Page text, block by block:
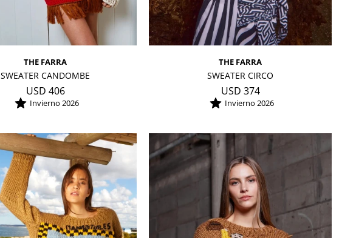
THE FARRA
SWEATER CANDOMBE
USD 406
Invierno 2026
THE FARRA
SWEATER CIRCO
USD 374
Invierno 2026